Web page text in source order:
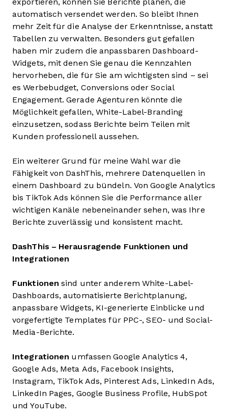
exportieren, können Sie Berichte planen, die
automatisch versendet werden. So bleibt Ihnen
mehr Zeit für die Analyse der Erkenntnisse, anstatt
Tabellen zu verwalten. Besonders gut gefallen
haben mir zudem die anpassbaren Dashboard-
Widgets, mit denen Sie genau die Kennzahlen
hervorheben, die für Sie am wichtigsten sind – sei
es Werbebudget, Conversions oder Social
Engagement. Gerade Agenturen könnte die
Möglichkeit gefallen, White-Label-Branding
einzusetzen, sodass Berichte beim Teilen mit
Kunden professionell aussehen.
Ein weiterer Grund für meine Wahl war die
Fähigkeit von DashThis, mehrere Datenquellen in
einem Dashboard zu bündeln. Von Google Analytics
bis TikTok Ads können Sie die Performance aller
wichtigen Kanäle nebeneinander sehen, was Ihre
Berichte zuverlässig und konsistent macht.
DashThis – Herausragende Funktionen und
Integrationen
Funktionen sind unter anderem White-Label-
Dashboards, automatisierte Berichtplanung,
anpassbare Widgets, KI-generierte Einblicke und
vorgefertigte Templates für PPC-, SEO- und Social-
Media-Berichte.
Integrationen umfassen Google Analytics 4,
Google Ads, Meta Ads, Facebook Insights,
Instagram, TikTok Ads, Pinterest Ads, LinkedIn Ads,
LinkedIn Pages, Google Business Profile, HubSpot
und YouTube.